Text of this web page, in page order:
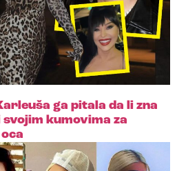
ga pitala da li zna
svojim kumovima za